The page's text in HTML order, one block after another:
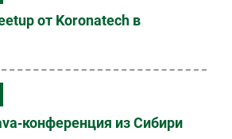
от Koronatech в
из Сибири